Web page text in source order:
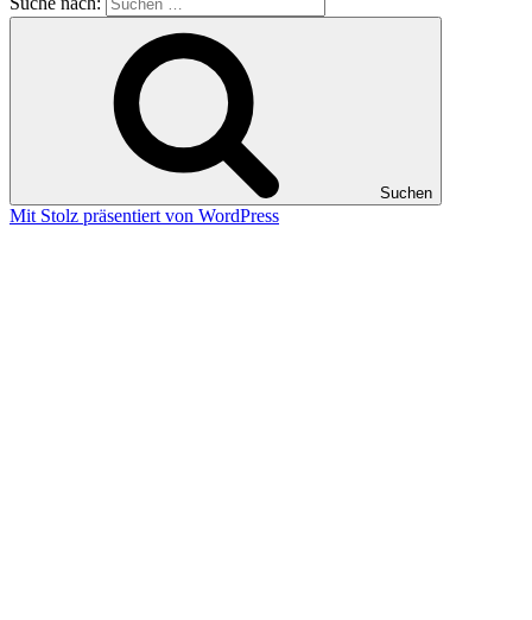
Suchen
Mit Stolz präsentiert von WordPress